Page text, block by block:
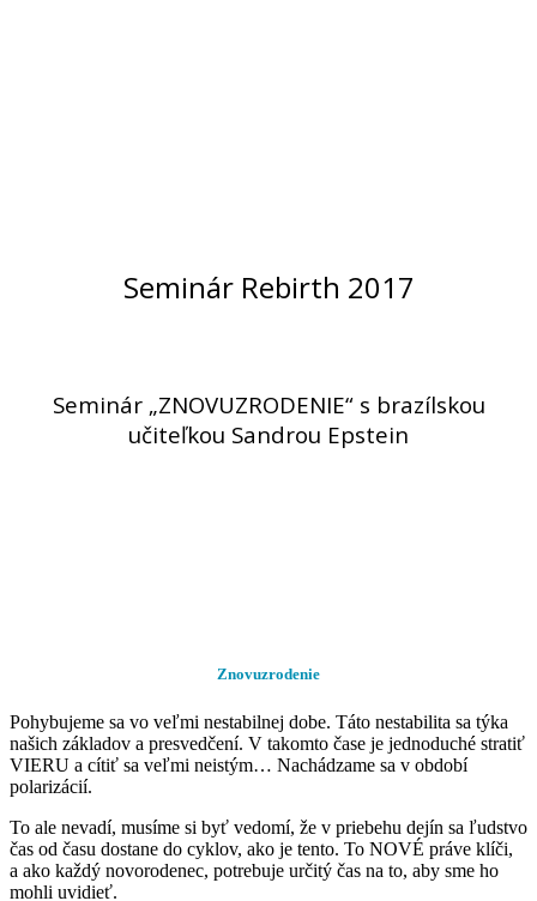
Seminár Rebirth 2017
Seminár „ZNOVUZRODENIE“ s brazílskou
učiteľkou Sandrou Epstein
Znovuzrodenie
Pohybujeme sa vo veľmi nestabilnej dobe. Táto nestabilita sa týka
našich základov a presvedčení. V takomto čase je jednoduché stratiť
VIERU a cítiť sa veľmi neistým… Nachádzame sa v období
polarizácií.
To ale nevadí, musíme si byť vedomí, že v priebehu dejín sa ľudstvo
čas od času dostane do cyklov, ako je tento. To NOVÉ práve klíči,
a ako každý novorodenec, potrebuje určitý čas na to, aby sme ho
mohli uvidieť.